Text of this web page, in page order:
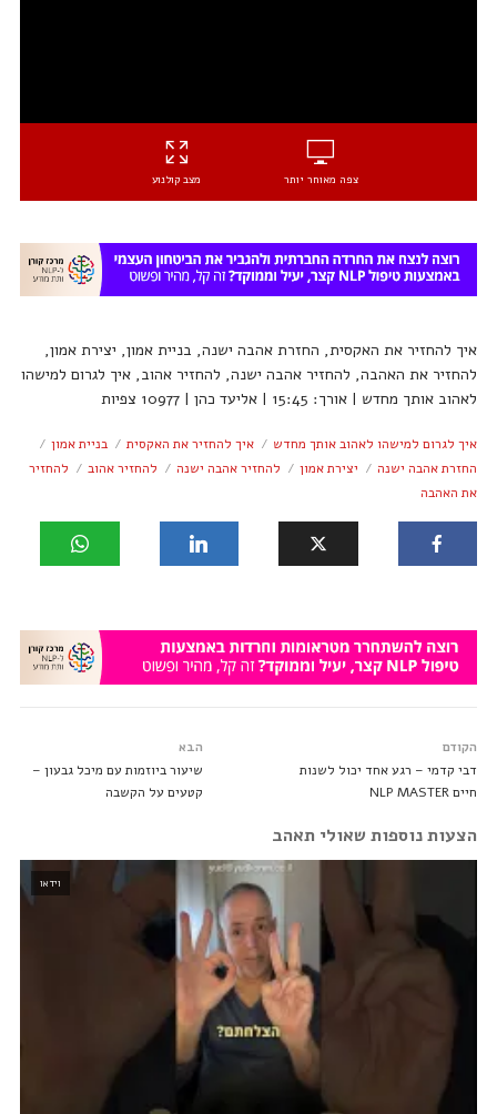
צפה מאוחר יותר מצב קולנוע
איך להחזיר את האקסית, החזרת אהבה ישנה, בניית אמון, יצירת אמון,
להחזיר את האהבה, להחזיר אהבה ישנה, להחזיר אהוב, איך לגרום למישהו
לאהוב אותך מחדש | אורך: 15:45 | אליעד כהן | 10977 צפיות
איך לגרום למישהו לאהוב אותך מחדש איך להחזיר את האקסית
בניית אמון
החזרת אהבה ישנה
יצירת אמון להחזיר אהבה ישנה להחזיר אהוב
להחזיר
את האהבה
הקודם
דבי קדמי – רגע אחד יכול לשנות
חיים NLP MASTER
הבא
שיעור ביוזמות עם מיכל גבעון –
קטעים על הקשבה
הצעות נוספות שאולי תאהב
וידאו